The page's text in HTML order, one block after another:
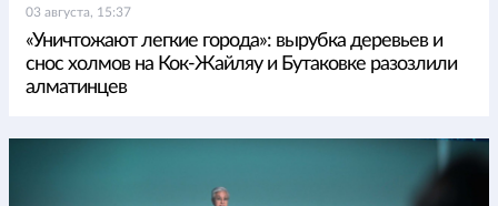
03 августа, 15:37
«Уничтожают легкие города»: вырубка деревьев и
снос холмов на Кок-Жайляу и Бутаковке разозлили
алматинцев